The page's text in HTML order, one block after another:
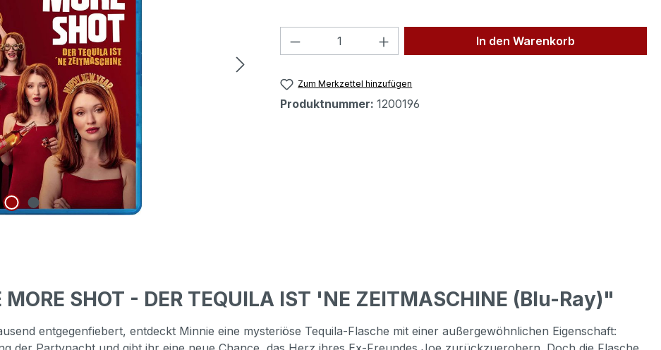
Produkt Anzahl: Gib den gewünschten Wert
In den Warenkorb
Zum Merkzettel hinzufügen
Produktnummer: 1200196
SHOT - DER TEQUILA IST 'NE ZEITMASCHINE (Blu-Ray)"
entgegenfiebert, entdeckt Minnie eine mysteriöse Tequila-Flasche mit einer außergewöhnlichen Eigenschaft: